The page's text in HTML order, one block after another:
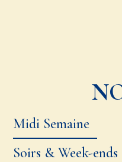
Midi Semaine
Soirs & Week-ends